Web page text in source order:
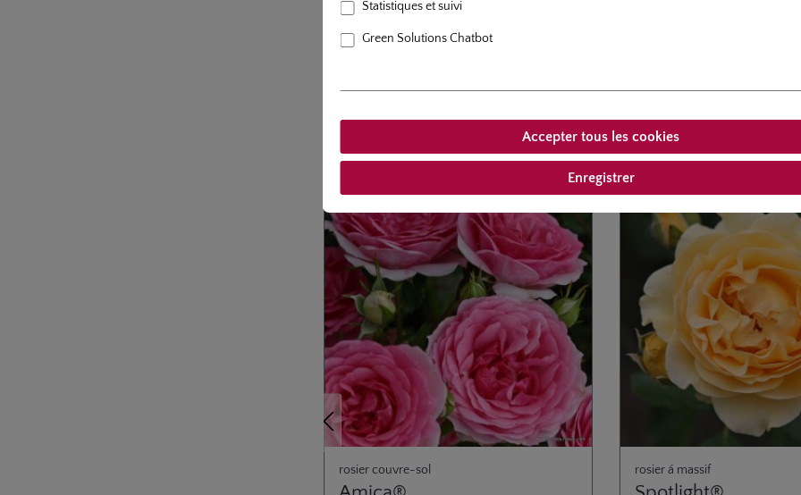
Ignorer la galerie de produits
rosier couvre-sol rosier á massif
Précédent
Statistiques et suivi
Green Solutions Chatbot
Accepter tous les cookies
Enregistrer